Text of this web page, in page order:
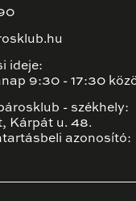
ideje:
9:30 - 17:30
- székhely:
Kárpát u. 48.
azonosító: